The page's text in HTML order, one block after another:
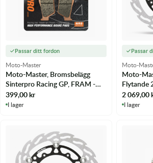
Passar ditt fordon
Moto-Master
Moto-Master, Bromsbelägg
Sinterpro Racing GP, FRAM -
m.fl.
399,00kr
I lager
Passar
Moto-
Moto-
Flytande
125 EXC
2 069,00
I lager